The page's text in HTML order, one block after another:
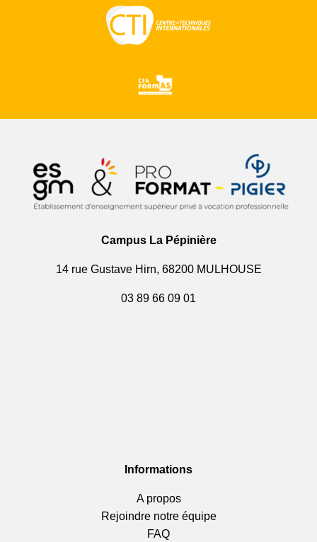
Campus La Pépinière
14 rue Gustave Hirn, 68200 MULHOUSE
03 89 66 09 01
Informations
A propos
Rejoindre notre équipe
FAQ